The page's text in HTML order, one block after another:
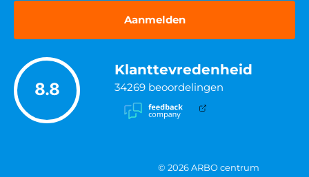
8.8
Klanttevredenheid
34269 beoordelingen
© 2026 ARBO centrum